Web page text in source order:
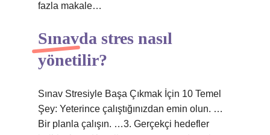
fazla makale…
Sınavda stres nasıl
yönetilir?
Sınav Stresiyle Başa Çıkmak İçin 10 Temel
Şey: Yeterince çalıştığınızdan emin olun. …
Bir planla çalışın. …3. Gerçekçi hedefler